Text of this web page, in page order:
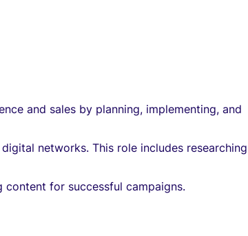
and sales by planning, implementing, and
networks. This role includes researching
for successful campaigns.